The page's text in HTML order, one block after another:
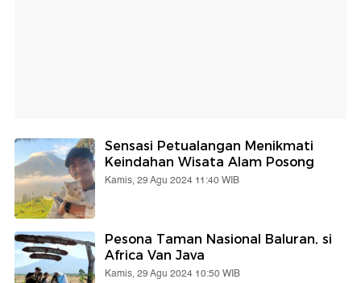
Sensasi Petualangan Menikmati
Keindahan Wisata Alam Posong
Kamis, 29 Agu 2024 11:40 WIB
Pesona Taman Nasional Baluran, si
Africa Van Java
Kamis, 29 Agu 2024 10:50 WIB